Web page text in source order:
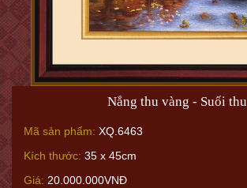
Nắng thu vàng - Suối thu
Mã sản phẩm: XQ.6463
Kích thước: 35 x 45cm
Giá: 20.000.000VNĐ